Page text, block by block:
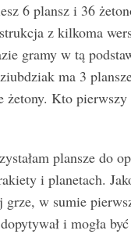
6 plansz i 36
z kilkoma
gramy w tą
ma 3
żetony. Kto pierwszy
plansze do
i planetach.
grze, w sumie
i mogła